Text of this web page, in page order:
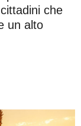
che
un alto